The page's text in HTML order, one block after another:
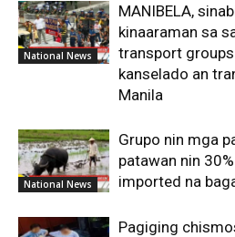
National News
MANIBELA,
kinaaraman sa
transport
kanselado an
Manila
National News
Grupo nin mga
patawan nin
imported na
Pagiging